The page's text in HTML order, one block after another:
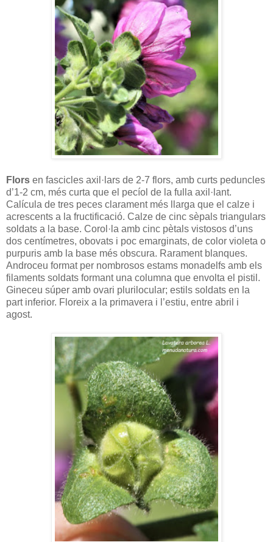
Flors en fascicles axil·lars de 2-7 flors, amb curts peduncles
d’1-2 cm, més curta que el pecíol de la fulla axil·lant.
Calícula de tres peces clarament més llarga que el calze i
acrescents a la fructificació. Calze de cinc sèpals triangulars
soldats a la base. Corol·la amb cinc pètals vistosos d’uns
dos centímetres, obovats i poc emarginats, de color violeta o
purpuris amb la base més obscura. Rarament blanques.
Androceu format per nombrosos estams monadelfs amb els
filaments soldats formant una columna que envolta el pistil.
Gineceu súper amb ovari plurilocular; estils soldats en la
part inferior. Floreix a la primavera i l’estiu, entre abril i
agost.